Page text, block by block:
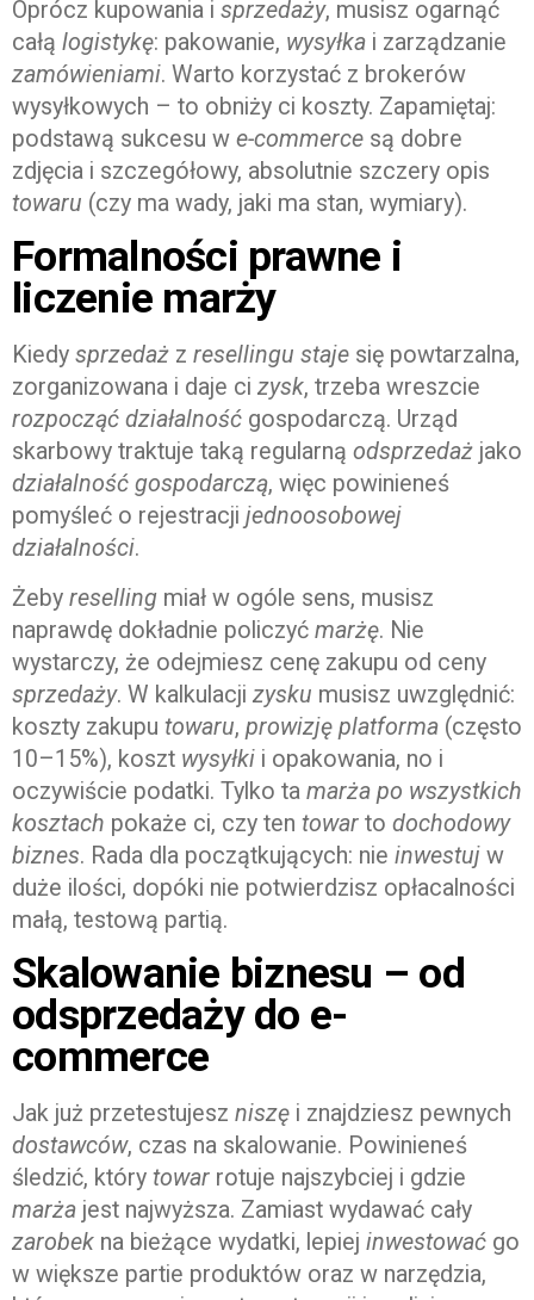
Oprócz kupowania i sprzedaży, musisz ogarnąć
całą logistykę: pakowanie, wysyłka i zarządzanie
zamówieniami. Warto korzystać z brokerów
wysyłkowych – to obniży ci koszty. Zapamiętaj:
podstawą sukcesu w e-commerce są dobre
zdjęcia i szczegółowy, absolutnie szczery opis
towaru (czy ma wady, jaki ma stan, wymiary).
Formalności prawne i
liczenie marży
Kiedy sprzedaż z resellingu staje się powtarzalna,
zorganizowana i daje ci zysk, trzeba wreszcie
rozpocząć działalność gospodarczą. Urząd
skarbowy traktuje taką regularną odsprzedaż jako
działalność gospodarczą, więc powinieneś
pomyśleć o rejestracji jednoosobowej
działalności.
Żeby reselling miał w ogóle sens, musisz
naprawdę dokładnie policzyć marżę. Nie
wystarczy, że odejmiesz cenę zakupu od ceny
sprzedaży. W kalkulacji zysku musisz uwzględnić:
koszty zakupu towaru, prowizję platforma (często
10–15%), koszt wysyłki i opakowania, no i
oczywiście podatki. Tylko ta marża po wszystkich
kosztach pokaże ci, czy ten towar to dochodowy
biznes. Rada dla początkujących: nie inwestuj w
duże ilości, dopóki nie potwierdzisz opłacalności
małą, testową partią.
Skalowanie biznesu – od
odsprzedaży do e-
commerce
Jak już przetestujesz niszę i znajdziesz pewnych
dostawców, czas na skalowanie. Powinieneś
śledzić, który towar rotuje najszybciej i gdzie
marża jest najwyższa. Zamiast wydawać cały
zarobek na bieżące wydatki, lepiej inwestować go
w większe partie produktów oraz w narzędzia,